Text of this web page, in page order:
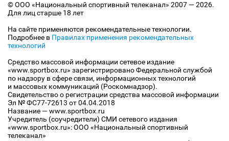
© ООО «Национальный спортивный телеканал» 2007 — 2026.
Для лиц старше 18 лет
На сайте применяются рекомендательные технологии.
Подробнее в Правилах применения рекомендательных
технологий
Средство массовой информации сетевое издание
«www.sportbox.ru» зарегистрировано Федеральной службой
по надзору в сфере связи, информационных технологий
и массовых коммуникаций (Роскомнадзор).
Свидетельство о регистрации средства массовой информации
Эл № ФС77-72613 от 04.04.2018
Название — www.sportbox.ru
Учредитель (соучредители) СМИ сетевого издания
«www.sportbox.ru»: ООО «Национальный спортивный
телеканал»